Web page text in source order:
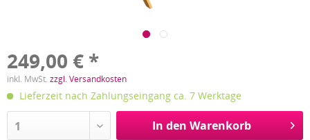
249,00 € *
inkl. MwSt. zzgl. Versandkosten
Lieferzeit nach Zahlungseingang ca. 7 Werktage
1 In den Warenkorb